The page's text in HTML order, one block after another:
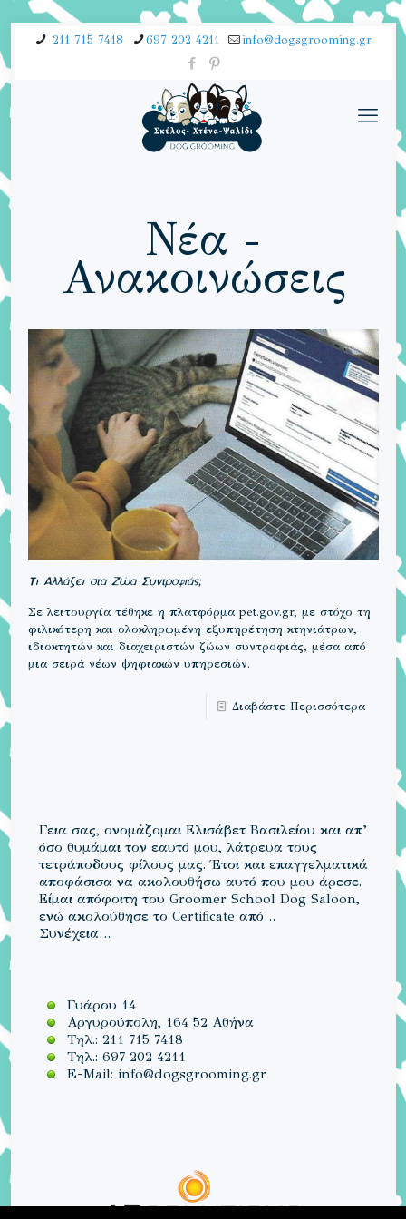
211 715 7418 697 202 4211 info@dogsgrooming.gr
Νέα -
Ανακοινώσεις
Τι Αλλάζει στα Ζώα Συντροφιάς;
Σε λειτουργία τέθηκε η πλατφόρμα pet.gov.gr, με στόχο τη
φιλικότερη και ολοκληρωμένη εξυπηρέτηση κτηνιάτρων,
ιδιοκτητών και διαχειριστών ζώων συντροφιάς, μέσα από
μια σειρά νέων ψηφιακών υπηρεσιών.
Διαβάστε Περισσότερα
Γεια σας, ονομάζομαι Ελισάβετ Βασιλείου και απ’
όσο θυμάμαι τον εαυτό μου, λάτρευα τους
τετράποδους φίλους μας. Έτσι και επαγγελματικά
αποφάσισα να ακολουθήσω αυτό που μου άρεσε.
Είμαι απόφοιτη του Groomer School Dog Saloon,
ενώ ακολούθησε το Certificate από…
Συνέχεια…
Γυάρου 14
Αργυρούπολη, 164 52 Αθήνα
Τηλ.: 211 715 7418
Τηλ.: 697 202 4211
E-Mail: info@dogsgrooming.gr